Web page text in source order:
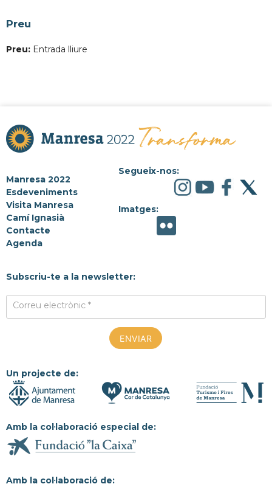
Preu
Preu: Entrada lliure
Manresa 2022
Esdeveniments
Visita Manresa
Camí Ignasià
Contacte
Agenda
Segueix-nos:
Imatges:
Subscriu-te a la newsletter:
Correu electrònic *
Un projecte de:
Amb la col·laboració especial de:
Amb la col·laboració de: